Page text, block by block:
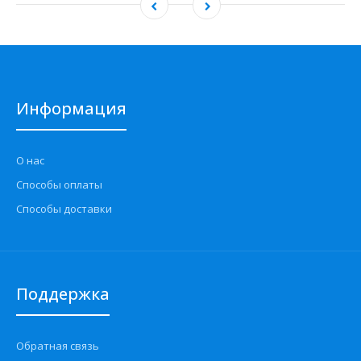
Информация
О нас
Способы оплаты
Способы доставки
Поддержка
Обратная связь